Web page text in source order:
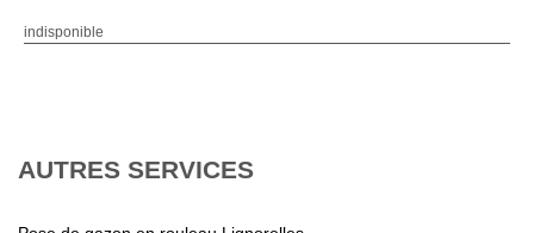
indisponible
AUTRES SERVICES